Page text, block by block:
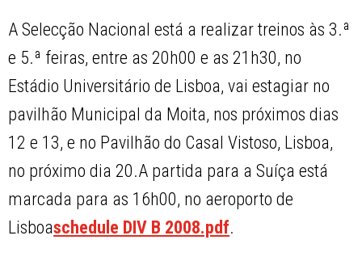
A Selecção Nacional está a realizar treinos às 3.ª
e 5.ª feiras, entre as 20h00 e as 21h30, no
Estádio Universitário de Lisboa, vai estagiar no
pavilhão Municipal da Moita, nos próximos dias
12 e 13, e no Pavilhão do Casal Vistoso, Lisboa,
no próximo dia 20.A partida para a Suíça está
marcada para as 16h00, no aeroporto de
Lisboaschedule DIV B 2008.pdf.